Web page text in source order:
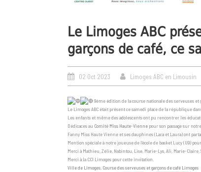
Le Limoges ABC
garçons de café, ce
02 Oct 2023 Limoges ABC en Limousin
9ème édition de la course nationale des serveuses et
Le Limoges ABC était présent ce samedi place de la république
Les enfants et même des adolescents ont pu rencontrer les
Dédicaces au Comité Miss Haute-Vienne pour son passage sur
Fanny Miss Haute Vienne et ses dauphines (Lara et Laura) ont
Mention spéciale à notre joueuse de l’école de basket Lucy (U9)
Merci à Mathieu, Zélie, Nabintou, Lise, Marie-Lys, Ali, Marie-
Merci à la CCI Limoges pour cette invitation.
Ville de Limoges Course des serveuses et garçons de café Limoges